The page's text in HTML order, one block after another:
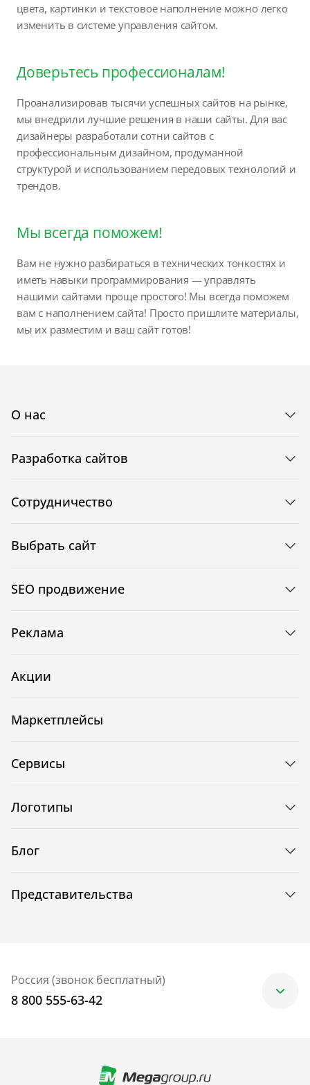
цвета, картинки и текстовое наполнение можно легко
изменить в системе управления сайтом.
Доверьтесь профессионалам!
Проанализировав тысячи успешных сайтов на рынке,
мы внедрили лучшие решения в наши сайты. Для вас
дизайнеры разработали сотни сайтов с
профессиональным дизайном, продуманной
структурой и использованием передовых технологий и
трендов.
Мы всегда поможем!
Вам не нужно разбираться в технических тонкостях и
иметь навыки программирования — управлять
нашими сайтами проще простого! Мы всегда поможем
вам с наполнением сайта! Просто пришлите материалы,
мы их разместим и ваш сайт готов!
О нас
Разработка сайтов
Сотрудничество
Выбрать сайт
SEO продвижение
Реклама
Акции
Маркетплейсы
Сервисы
Логотипы
Блог
Представительства
Россия (звонок бесплатный)
8 800 555-63-42
+7 (499) 705-30-10